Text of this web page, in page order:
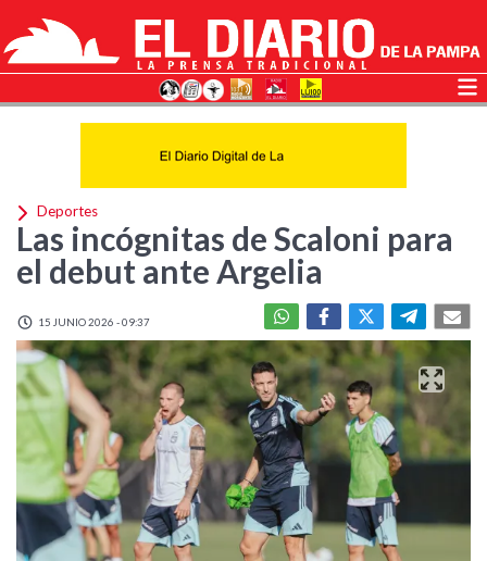
Deportes
Las incógnitas de Scaloni para
el debut ante Argelia
15 JUNIO 2026 - 09:37